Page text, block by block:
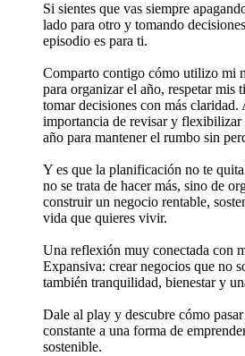
Si sientes que vas siempre
lado para otro y tomando
episodio es para ti.
Comparto contigo cómo utilizo mi
para organizar el año, respetar mis
tomar decisiones con más claridad.
importancia de revisar y flexibilizar
año para mantener el rumbo sin
Y es que la planificación no te
no se trata de hacer más, sino de
construir un negocio rentable,
vida que quieres vivir.
Una reflexión muy conectada con
Expansiva: crear negocios que no
también tranquilidad, bienestar y
Dale al play y descubre cómo
constante a una forma de
sostenible.